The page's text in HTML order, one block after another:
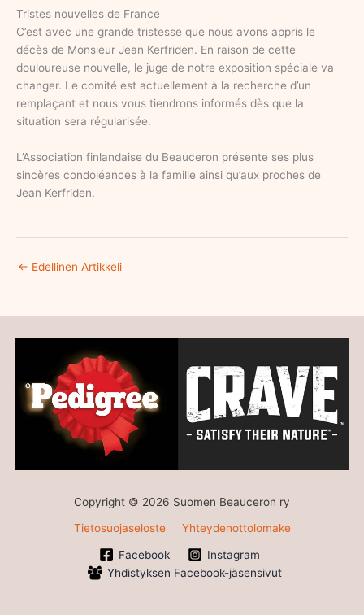
Tristes nouvelles de France
C’est avec une grande tristesse que nous avons appris le
décès de Monsieur Jean Kerfriden. En raison de cette
douloureuse nouvelle, le juge de notre exposition spéciale va
changer. Le comité est actuellement à la recherche d’un
remplaçant et nous vous tiendrons informés dès que la
situation sera régularisée.
L’Association finlandaise du Beauceron présente ses plus
sincères condoléances à la famille ainsi qu’aux proches de
Jean Kerfriden.
← Edellinen Artikkeli
Copyright © 2026 Suomen Beauceron ry
Tietosuojaseloste
Yhteydenottolomake
Facebook
Instagram
Yhdistyksen Facebook-jäsensivut